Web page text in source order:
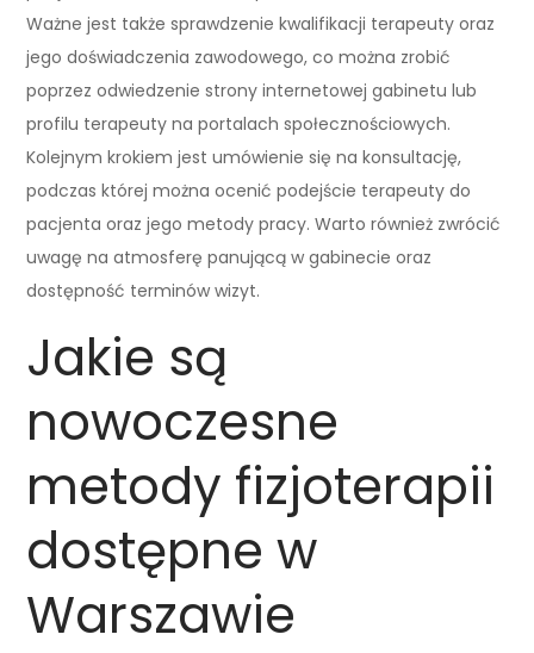
Ważne jest także sprawdzenie kwalifikacji terapeuty oraz
jego doświadczenia zawodowego, co można zrobić
poprzez odwiedzenie strony internetowej gabinetu lub
profilu terapeuty na portalach społecznościowych.
Kolejnym krokiem jest umówienie się na konsultację,
podczas której można ocenić podejście terapeuty do
pacjenta oraz jego metody pracy. Warto również zwrócić
uwagę na atmosferę panującą w gabinecie oraz
dostępność terminów wizyt.
Jakie są
nowoczesne
metody fizjoterapii
dostępne w
Warszawie